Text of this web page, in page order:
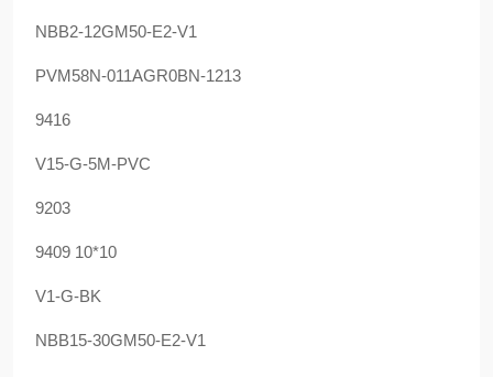
NBB2-12GM50-E2-V1
PVM58N-011AGR0BN-1213
9416
V15-G-5M-PVC
9203
9409 10*10
V1-G-BK
NBB15-30GM50-E2-V1